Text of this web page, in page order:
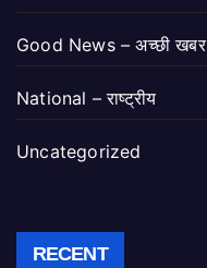
Good News – अच्छी खबर
National – राष्ट्रीय
Uncategorized
RECENT